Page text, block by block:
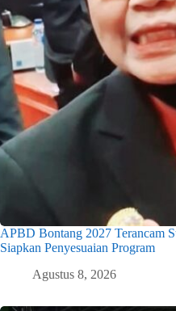
APBD Bontang 2027 Terancam
Siapkan Penyesuaian Program
Agustus 8, 2026